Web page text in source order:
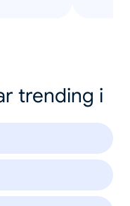
trending i